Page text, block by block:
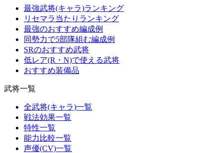
最強武将(キャラ)ランキング
リセマラ当たりランキング
最強のおすすめ編成例
同勢力で5部隊組む編成例
SRのおすすめ武将
低レア(R・N)で使える武将
おすすめ装備品
武将一覧
全武将(キャラ)一覧
戦法効果一覧
特性一覧
能力比較一覧
声優(CV)一覧